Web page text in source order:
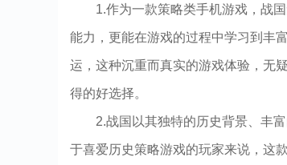
1.作为一款策略类手机游戏，战
能力，更能在游戏的过程中学习到丰
运，这种沉重而真实的游戏体验，无
得的好选择。
2.战国以其独特的历史背景、丰
于喜爱历史策略游戏的玩家来说，这